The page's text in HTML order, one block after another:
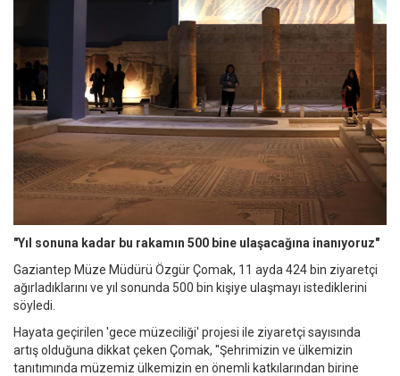
"Yıl sonuna kadar bu rakamın 500 bine ulaşacağına inanıyoruz"
Gaziantep Müze Müdürü Özgür Çomak, 11 ayda 424 bin ziyaretçi
ağırladıklarını ve yıl sonunda 500 bin kişiye ulaşmayı istediklerini
söyledi.
Hayata geçirilen 'gece müzeciliği' projesi ile ziyaretçi sayısında
artış olduğuna dikkat çeken Çomak, ''Şehrimizin ve ülkemizin
tanıtımında müzemiz ülkemizin en önemli katkılarından birine